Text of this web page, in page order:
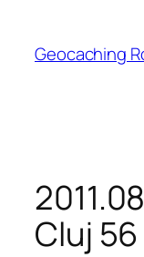
content
Geocaching
Cluj 56